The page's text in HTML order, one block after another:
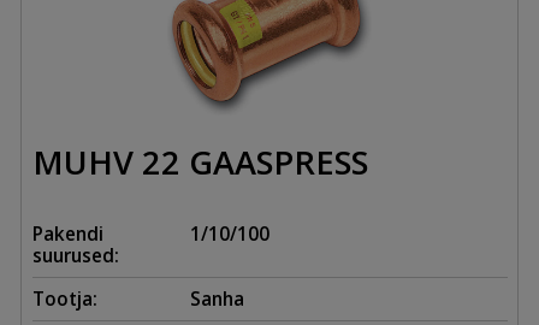
MUHV 22 GAASPRESS
Pakendi
suurused:
1/10/100
Tootja:
Sanha